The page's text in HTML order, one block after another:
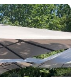
NL
PL
ES
IT